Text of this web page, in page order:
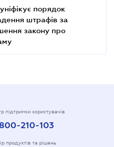
порядок
штрафів за
закону про
підтримки користувачів
210-103
продуктів та рішень